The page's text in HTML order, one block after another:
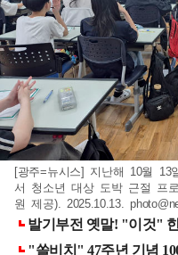
[광주=뉴시스] 지난해 10월 13
서 청소년 대상 도박 근절 프
원 제공). 2025.10.13.